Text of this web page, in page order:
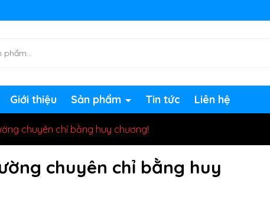
bạn
Giới thiệu Sản phẩm Tin tức Liên hệ
chuyên chỉ bằng huy chương!
chuyên chỉ bằng huy